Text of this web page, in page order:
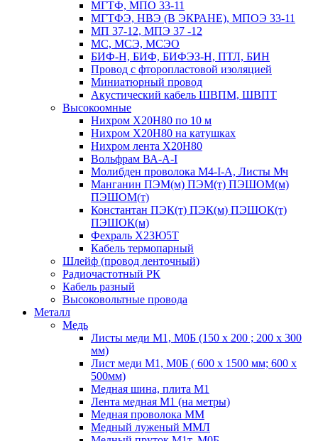
МГТФ, МПО 33-11
МГТФЭ, НВЭ (В ЭКРАНЕ), МПОЭ 33-11
МП 37-12, МПЭ 37 -12
МС, МСЭ, МСЭО
БИФ-Н, БИФ, БИФЭЗ-Н, ПТЛ, БИН
Провод с фторопластовой изоляцией
Миниатюрный провод
Акустический кабель ШВПМ, ШВПТ
Высокоомные
Нихром Х20Н80 по 10 м
Нихром Х20Н80 на катушках
Нихром лента Х20Н80
Вольфрам ВА-А-I
Молибден проволока М4-I-А, Листы Мч
Манганин ПЭМ(м) ПЭМ(т) ПЭШОМ(м)
ПЭШОМ(т)
Константан ПЭК(т) ПЭК(м) ПЭШОК(т)
ПЭШОК(м)
Фехраль Х23Ю5Т
Кабель термопарный
Шлейф (провод ленточный)
Радиочастотный РК
Кабель разный
Высоковольтные провода
Металл
Медь
Листы меди М1, М0Б (150 х 200 ; 200 х 300
мм)
Лист меди М1, М0Б ( 600 х 1500 мм; 600 х
500мм)
Медная шина, плита М1
Лента медная М1 (на метры)
Медная проволока ММ
Медный луженый ММЛ